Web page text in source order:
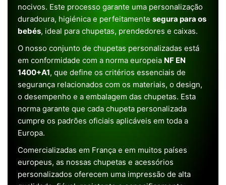
nocivos. Este processo garante uma personalização
duradoura, higiénica e perfeitamente segura para os
bebés, ideal para chupetas, prendedores e caixas.
O nosso conjunto de chupetas personalizadas está
em conformidade com a norma europeia NF EN
1400+A1, que define os critérios essenciais de
segurança relacionados com os materiais, o design,
o desempenho e a embalagem das chupetas. Esta
norma garante que cada chupeta personalizada
cumpre os padrões oficiais aplicáveis em toda a
Europa.
Comercializadas em França e em muitos países
europeus, as nossas chupetas e acessórios
personalizados oferecem uma impressão de alta